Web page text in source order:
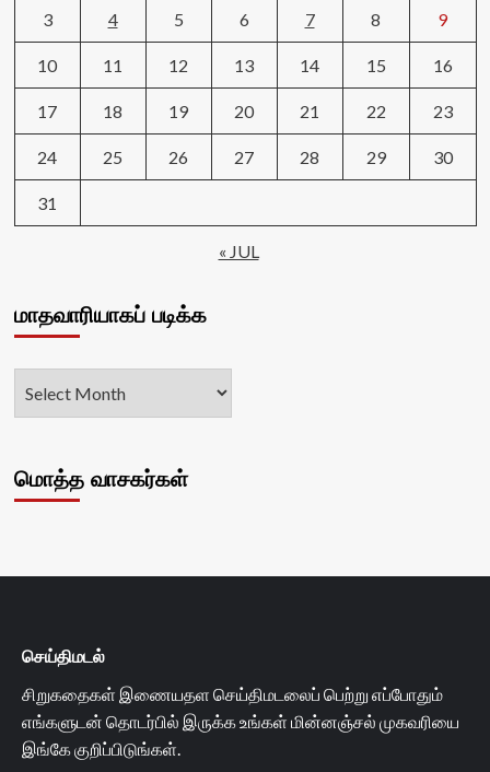
3 4 5 6 7 8 9
10 11 12 13 14 15 16
17 18 19 20 21 22 23
24 25 26 27 28 29 30
31
« JUL
மாதவாரியாகப் படிக்க
மொத்த வாசகர்கள்
செய்திமடல்
சிறுகதைகள் இணையதள செய்திமடலைப் பெற்று எப்போதும்
எங்களுடன் தொடர்பில் இருக்க உங்கள் மின்னஞ்சல் முகவரியை
இங்கே குறிப்பிடுங்கள்.